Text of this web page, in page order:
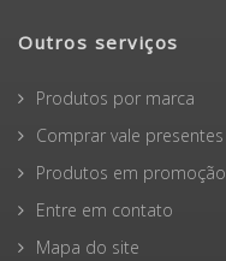
Outros serviços
Produtos por marca
Comprar vale presentes
Produtos em promoção
Entre em contato
Mapa do site